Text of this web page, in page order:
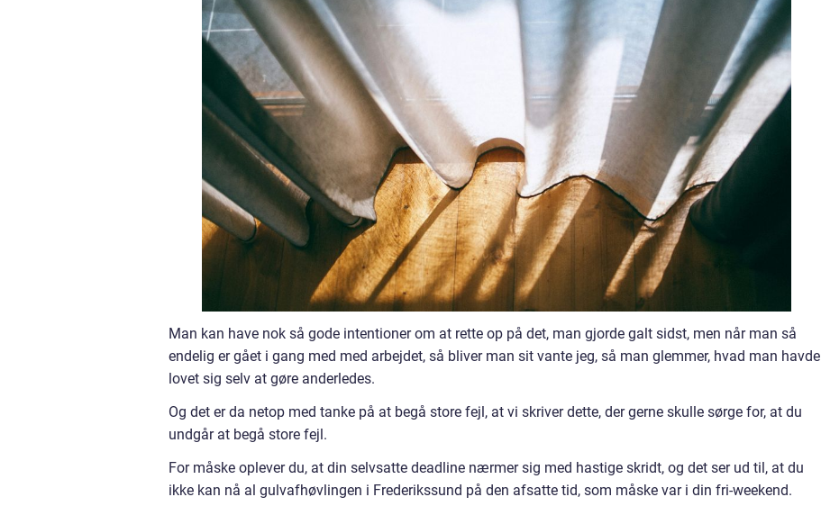
Man kan have nok så gode intentioner om at rette op på det, man gjorde galt sidst, men når man så
endelig er gået i gang med med arbejdet, så bliver man sit vante jeg, så man glemmer, hvad man havde
lovet sig selv at gøre anderledes.
Og det er da netop med tanke på at begå store fejl, at vi skriver dette, der gerne skulle sørge for, at du
undgår at begå store fejl.
For måske oplever du, at din selvsatte deadline nærmer sig med hastige skridt, og det ser ud til, at du
ikke kan nå al gulvafhøvlingen i Frederikssund på den afsatte tid, som måske var i din fri-weekend.